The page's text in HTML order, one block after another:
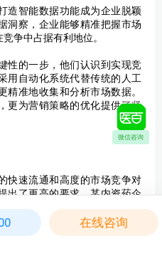
在线咨询
造智能数据功能成为企业脱颖
洞察，企业能够精准把握市场
争中占据有利地位。
性的一步，他们认识到实现竞
用自动化系统代替传统的人工
精准地收集和分析市场数据。
更为营销策略的优化提供了坚
快速流通和高度的市场竞争对
出了更高的要求。某内资药企
对手的环境下，保持对市场动
变化，需要企业不断收集最新
微信咨询